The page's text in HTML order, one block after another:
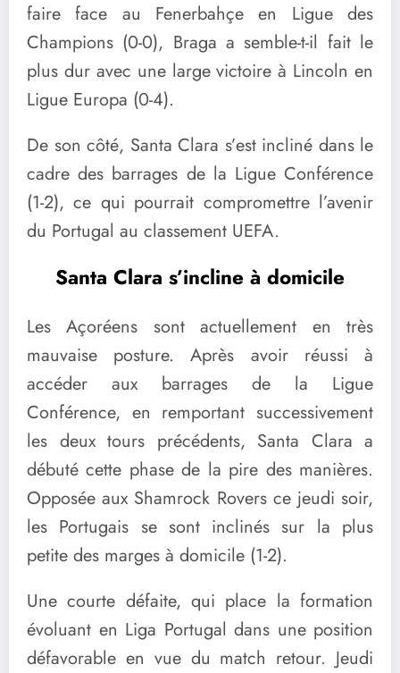
faire face au Fenerbahçe en Ligue des
Champions (0-0), Braga a semble-t-il fait le
plus dur avec une large victoire à Lincoln en
Ligue Europa (0-4).
De son côté, Santa Clara s’est incliné dans le
cadre des barrages de la Ligue Conférence
(1-2), ce qui pourrait compromettre l’avenir
du Portugal au classement UEFA.
Santa Clara s’incline à domicile
Les Açoréens sont actuellement en très
mauvaise posture. Après avoir réussi à
accéder aux barrages de la Ligue
Conférence, en remportant successivement
les deux tours précédents, Santa Clara a
débuté cette phase de la pire des manières.
Opposée aux Shamrock Rovers ce jeudi soir,
les Portugais se sont inclinés sur la plus
petite des marges à domicile (1-2).
Une courte défaite, qui place la formation
évoluant en Liga Portugal dans une position
défavorable en vue du match retour. Jeudi